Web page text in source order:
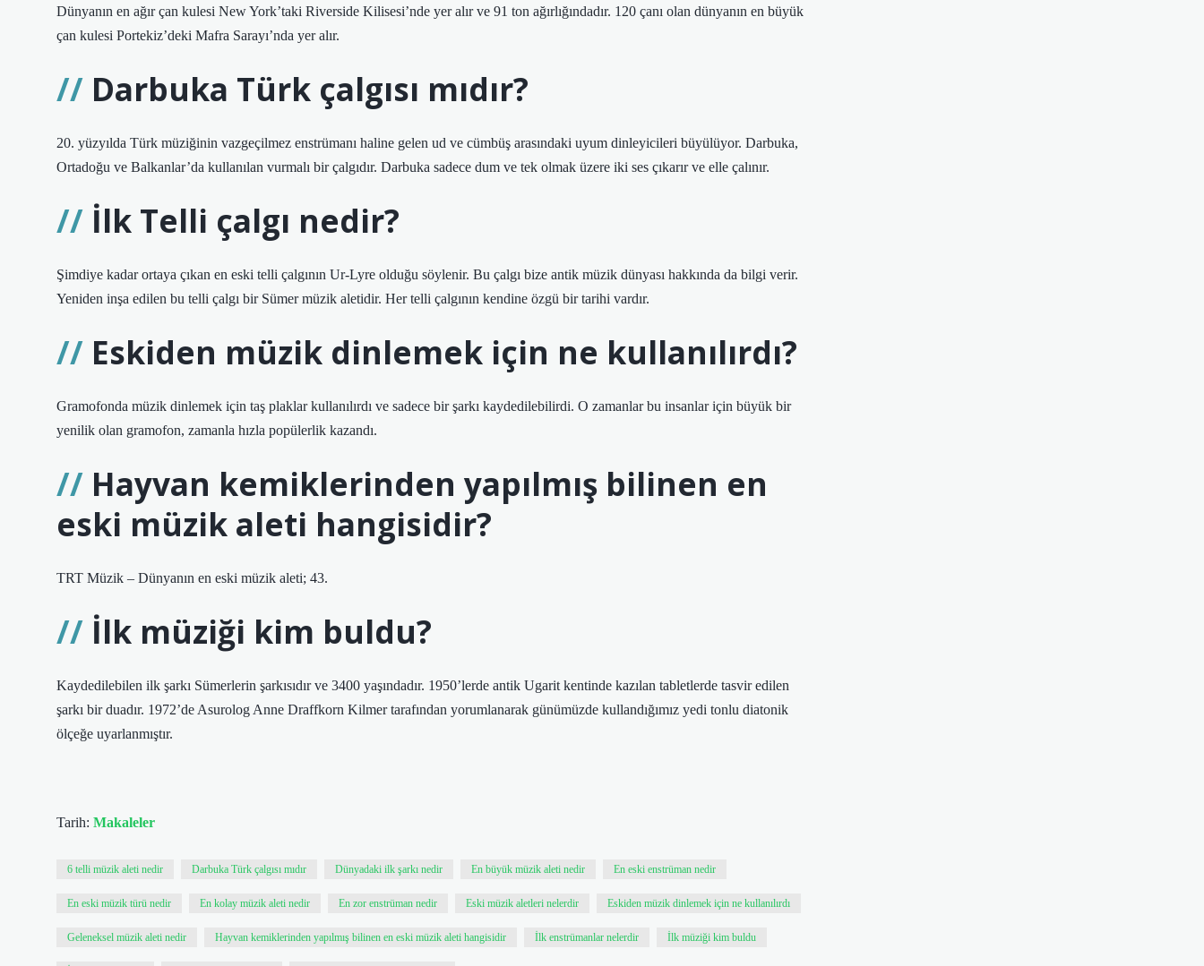
Dünyanın en ağır çan kulesi New York’taki Riverside Kilisesi’nde yer alır ve 91 ton ağırlığındadır. 120 çanı olan dünyanın en büyük
çan kulesi Portekiz’deki Mafra Sarayı’nda yer alır.
Darbuka Türk çalgısı mıdır?
20. yüzyılda Türk müziğinin vazgeçilmez enstrümanı haline gelen ud ve cümbüş arasındaki uyum dinleyicileri büyülüyor. Darbuka,
Ortadoğu ve Balkanlar’da kullanılan vurmalı bir çalgıdır. Darbuka sadece dum ve tek olmak üzere iki ses çıkarır ve elle çalınır.
İlk Telli çalgı nedir?
Şimdiye kadar ortaya çıkan en eski telli çalgının Ur-Lyre olduğu söylenir. Bu çalgı bize antik müzik dünyası hakkında da bilgi verir.
Yeniden inşa edilen bu telli çalgı bir Sümer müzik aletidir. Her telli çalgının kendine özgü bir tarihi vardır.
Eskiden müzik dinlemek için ne kullanılırdı?
Gramofonda müzik dinlemek için taş plaklar kullanılırdı ve sadece bir şarkı kaydedilebilirdi. O zamanlar bu insanlar için büyük bir
yenilik olan gramofon, zamanla hızla popülerlik kazandı.
Hayvan kemiklerinden yapılmış bilinen en
eski müzik aleti hangisidir?
TRT Müzik – Dünyanın en eski müzik aleti; 43.
İlk müziği kim buldu?
Kaydedilebilen ilk şarkı Sümerlerin şarkısıdır ve 3400 yaşındadır. 1950’lerde antik Ugarit kentinde kazılan tabletlerde tasvir edilen
şarkı bir duadır. 1972’de Asurolog Anne Draffkorn Kilmer tarafından yorumlanarak günümüzde kullandığımız yedi tonlu diatonik
ölçeğe uyarlanmıştır.
Tarih: Makaleler
6 telli müzik aleti nedir Darbuka Türk çalgısı mıdır Dünyadaki ilk şarkı nedir En büyük müzik aleti nedir En eski enstrüman nedir
En eski müzik türü nedir En kolay müzik aleti nedir En zor enstrüman nedir Eski müzik aletleri nelerdir Eskiden müzik dinlemek için ne kullanılırdı
Geleneksel müzik aleti nedir Hayvan kemiklerinden yapılmış bilinen en eski müzik aleti hangisidir İlk enstrümanlar nelerdir İlk müziği kim buldu